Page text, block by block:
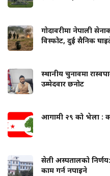
गोदावरीमा नेपाली
विस्फोट, दुई सैनिक
स्थानीय चुनावमा
उम्मेदवार छनोट
आगामी २९ को भेला :
सेती अस्पतालको
काम गर्न नपाइने